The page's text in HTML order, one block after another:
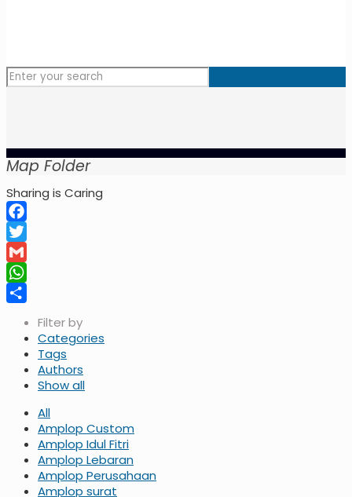
Map Folder
Sharing is Caring
Facebook
Twitter
Gmail
WhatsApp
Filter by
Categories
Tags
Authors
Show all
All
Amplop Custom
Amplop Idul Fitri
Amplop Lebaran
Amplop Perusahaan
Amplop surat